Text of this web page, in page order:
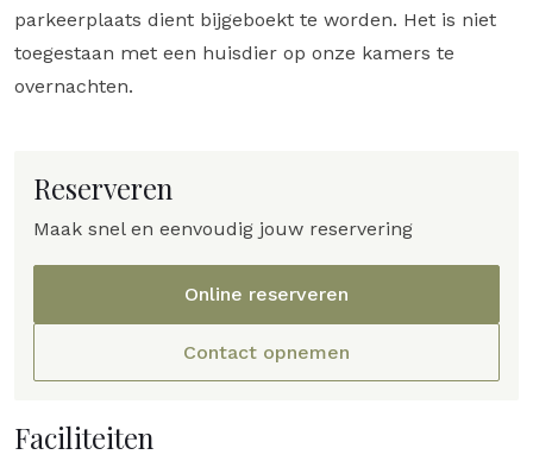
parkeerplaats dient bijgeboekt te worden. Het is niet
toegestaan met een huisdier op onze kamers te
overnachten.
Reserveren
Maak snel en eenvoudig jouw reservering
Online reserveren
Contact opnemen
Faciliteiten